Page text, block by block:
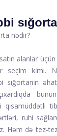
alanlar
seçim kimi.
ruhi
Həm də tez-